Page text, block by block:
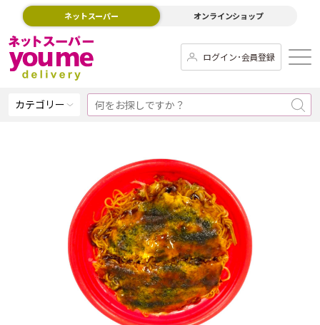
ネットスーパー オンラインショップ
ログイン･会員登録
カテゴリー